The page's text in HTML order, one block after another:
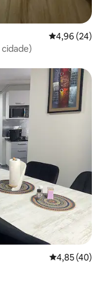
4,96 de uma
4,96 (24)
cidade)
4,85 de uma
4,85 (40)